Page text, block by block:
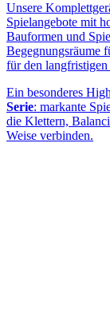
Unsere
Spielangebote mit
Bauformen und
Begegnungsräume
für den
Ein besonderes
Serie: markante
die Klettern,
Weise verbinden.